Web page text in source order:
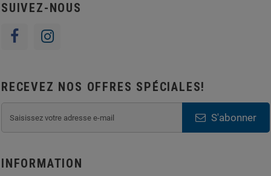
SUIVEZ-NOUS
RECEVEZ NOS OFFRES SPÉCIALES!
S'abonner
INFORMATION